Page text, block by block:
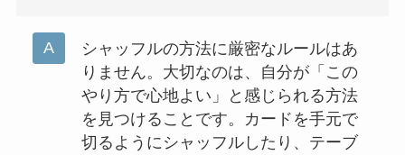
シャッフルの方法に厳密なルールはあ
りません。大切なのは、自分が「この
やり方で心地よい」と感じられる方法
を見つけることです。カードを手元で
切るようにシャッフルしたり、テーブ